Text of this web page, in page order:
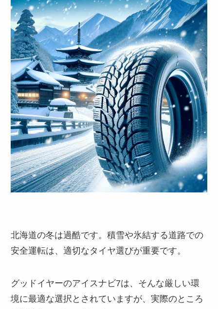
北海道の冬は過酷です。積雪や氷結する道路での
安全運転は、適切なタイヤ選びが重要です。
グッドイヤーのアイスナビ7は、そんな厳しい環
境に最適な選択とされていますが、実際のところ